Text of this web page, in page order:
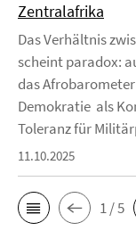
Zentralafrika
Das Verhältnis
scheint paradox:
das
Demokratie als
Toleranz für
11.10.2025
1 / 5